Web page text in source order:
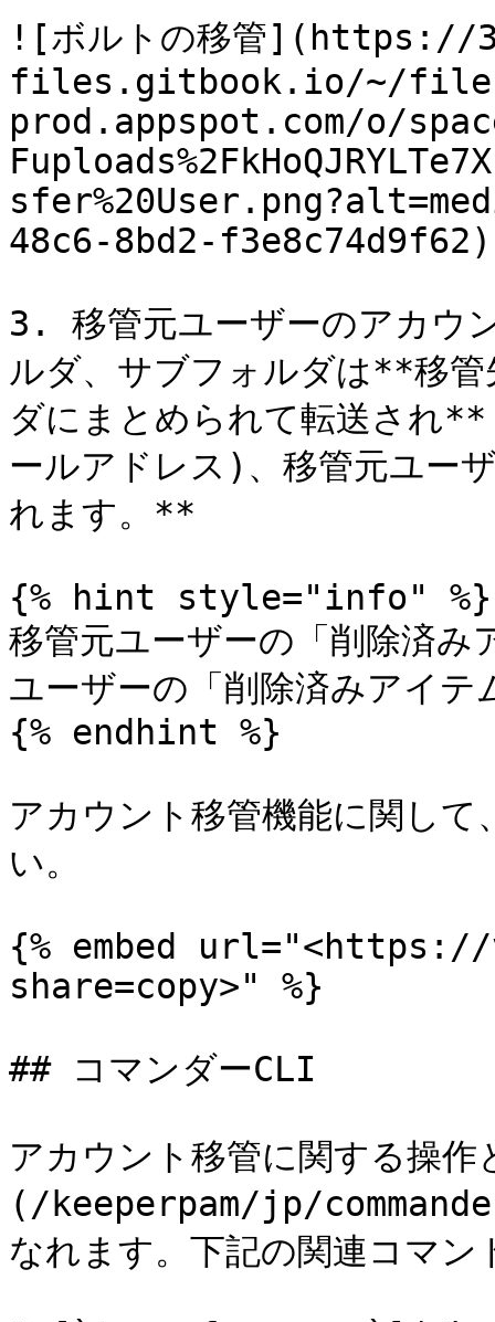
![ボルトの移管](https://
files.gitbook.io/~/
prod.appspot.com/o/
48c6-8bd2-f3e8c74d9f62)
3. 移管元ユーザーのアカウ
ルダ、サブフォルダは**移
ダにまとめられて転送され
ールアドレス)、移管元ユー
れます。**
{% hint style="info" %}
移管元ユーザーの「削除済み
ユーザーの「削除済みアイテ
{% endhint %}
アカウント移管機能に関し
い。
{% embed url="<https://
share=copy>" %}
## コマンダーCLI
アカウント移管に関する操
(/keeperpam/jp/
なれます。下記の関連コマン